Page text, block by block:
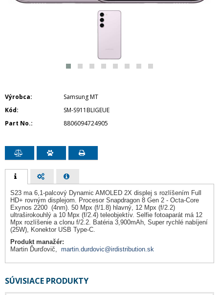
Výrobca
Samsung MT
Kód
SM-S911BLIGEUE
Part No.
8806094724905
S23 ma 6,1-palcový Dynamic AMOLED 2X displej s rozlíšením Full
HD+ rovným displejom. Procesor Snapdragon 8 Gen 2 - Octa-Core
Exynos 2200 (4nm). 50 Mpx (f/1.8) hlavný, 12 Mpx (f/2.2)
ultraširokouhlý a 10 Mpx (f/2.4) teleobjektív. Selfie fotoaparát má 12
Mpx rozlíšenie a clonu f/2.2. Batéria 3,900mAh, Super rychlé nabíjení
(25W), Konektor USB Type-C.
Produkt manažér:
Martin Ďurďovič, martin.durdovic@irdistribution.sk
SÚVISIACE PRODUKTY